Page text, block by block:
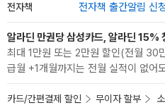
전자책 전자책 출간알림 신
알라딘 만권당 삼성카드, 알라딘 15%
최대 1만원 또는 2만원 할인(전월 30
급월 +1개월까지는 전월 실적이 없어
카드/간편결제 할인 무이자 할부